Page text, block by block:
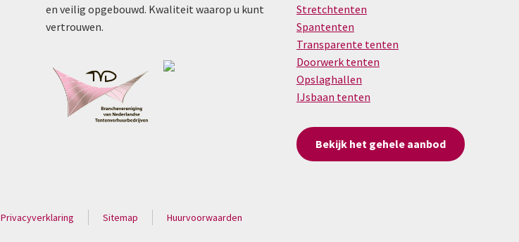
en veilig opgebouwd. Kwaliteit waarop u kunt
vertrouwen.
Stretchtenten
Spantenten
Transparente tenten
Doorwerk tenten
Opslaghallen
IJsbaan tenten
Bekijk het gehele aanbod
Privacyverklaring Sitemap Huurvoorwaarden